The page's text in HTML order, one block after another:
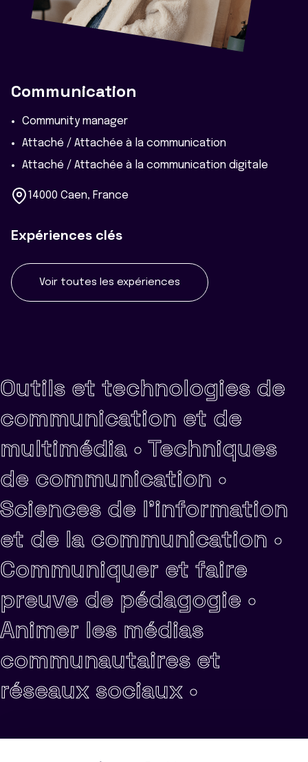
Communication
Community manager
Attaché / Attachée à la communication
Attaché / Attachée à la communication digitale
14000 Caen, France
Expériences clés
Voir toutes les expériences
Outils et technologies de
communication et de
multimédia • Techniques
de communication •
Sciences de l'information
et de la communication •
Communiquer et faire
preuve de pédagogie •
Animer les médias
communautaires et
réseaux sociaux •